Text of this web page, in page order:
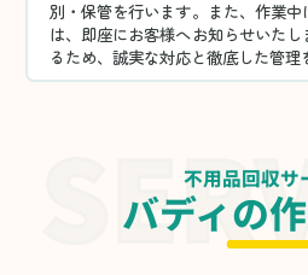
別・保管を行います。また、作業
は、即座にお客様へお知らせいた
るため、誠実な対応と徹底した管理
不用品回収サ
バディの